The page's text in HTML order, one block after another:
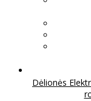
Dėlionės